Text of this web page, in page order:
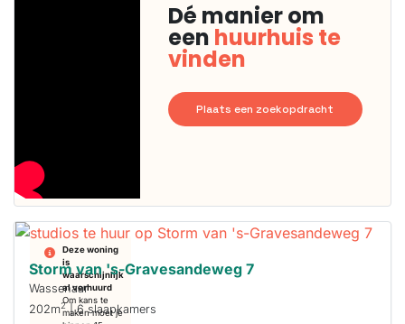
Dé manier om
een huurhuis te
vinden
Plaats een zoekopdracht
Deze woning
is
waarschijnlijk
al verhuurd
Om kans te
maken moet je
Storm van 's-Gravesandeweg 7
Wassenaar
202m2| 6 slaapkamers